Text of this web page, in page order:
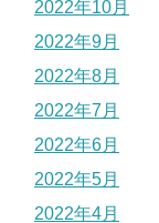
2022年10月
2022年9月
2022年8月
2022年7月
2022年6月
2022年5月
2022年4月